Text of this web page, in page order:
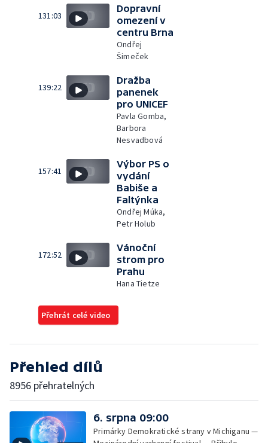
131:03
Dopravní
omezení v
centru Brna
Ondřej
Šimeček
139:22
Dražba
panenek
pro UNICEF
Pavla Gomba,
Barbora
Nesvadbová
157:41
Výbor PS o
vydání
Babiše a
Faltýnka
Ondřej Múka,
Petr Holub
172:52
Vánoční
strom pro
Prahu
Hana Tietze
Přehrát celé video
Přehled dílů
8956 přehratelných
6. srpna 09:00
Primárky Demokratické strany v Michiganu —